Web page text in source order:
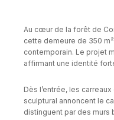
Au cœur de la forêt de
cette demeure de 350
contemporain. Le projet
affirmant une identité
Dès l’entrée, les
sculptural annoncent le
distinguent par des murs